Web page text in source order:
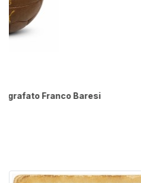
Autografo Franco Baresi